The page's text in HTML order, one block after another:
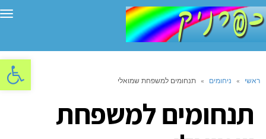
פתח
ראשי » ניחומים » תנחומים למשפחת שמואלי
תנחומים למשפחת